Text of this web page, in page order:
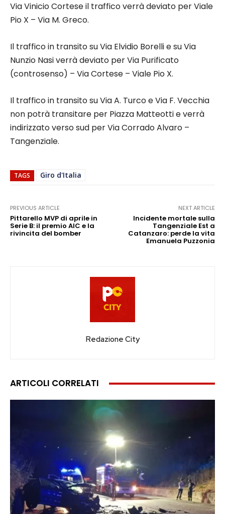
Via Vinicio Cortese il traffico verrà deviato per Viale
Pio X – Via M. Greco.
Il traffico in transito su Via Elvidio Borelli e su Via
Nunzio Nasi verrà deviato per Via Purificato
(controsenso) – Via Cortese – Viale Pio X.
Il traffico in transito su Via A. Turco e Via F. Vecchia
non potrà transitare per Piazza Matteotti e verrà
indirizzato verso sud per Via Corrado Alvaro –
Tangenziale.
TAGS Giro d'Italia
PREVIOUS ARTICLE
Pittarello MVP di aprile in
Serie B: il premio AIC e la
rivincita del bomber
NEXT ARTICLE
Incidente mortale sulla
Tangenziale Est a
Catanzaro: perde la vita
Emanuela Puzzonia
Redazione City
ARTICOLI CORRELATI